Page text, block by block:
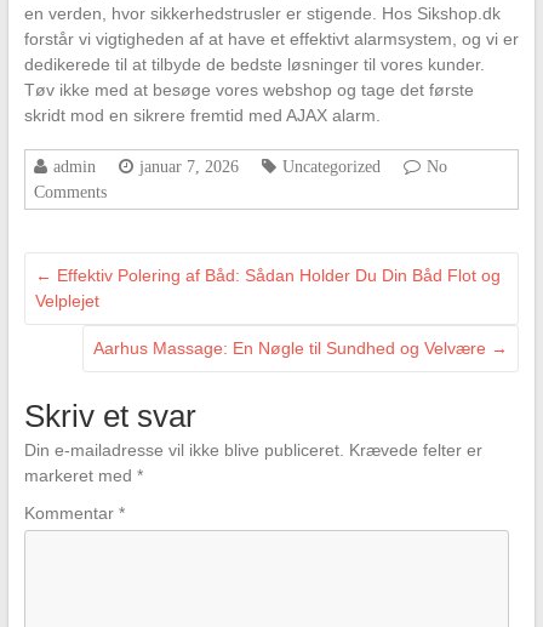
en verden, hvor sikkerhedstrusler er stigende. Hos Sikshop.dk
forstår vi vigtigheden af at have et effektivt alarmsystem, og vi er
dedikerede til at tilbyde de bedste løsninger til vores kunder.
Tøv ikke med at besøge vores webshop og tage det første
skridt mod en sikrere fremtid med AJAX alarm.
admin januar 7, 2026 Uncategorized
No
Comments
← Effektiv Polering af Båd: Sådan Holder Du Din Båd Flot og
Velplejet
Aarhus Massage: En Nøgle til Sundhed og Velvære →
Skriv et svar
Din e-mailadresse vil ikke blive publiceret. Krævede felter er
markeret med *
Kommentar *